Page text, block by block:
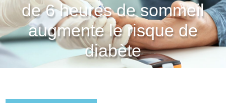
de 6 heures de sommeil
augmente le risque de
diabète